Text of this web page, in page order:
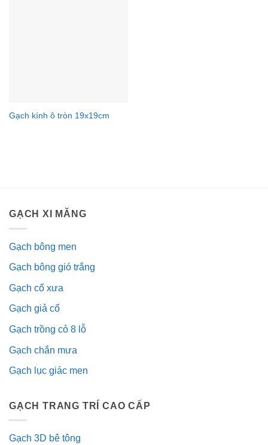
Gạch kính ô tròn 19x19cm
GẠCH XI MĂNG
Gạch bông men
Gạch bông gió trắng
Gạch cổ xưa
Gạch giả cổ
Gạch trồng cỏ 8 lỗ
Gạch chắn mưa
Gạch lục giác men
GẠCH TRANG TRÍ CAO CẤP
Gạch 3D bê tông